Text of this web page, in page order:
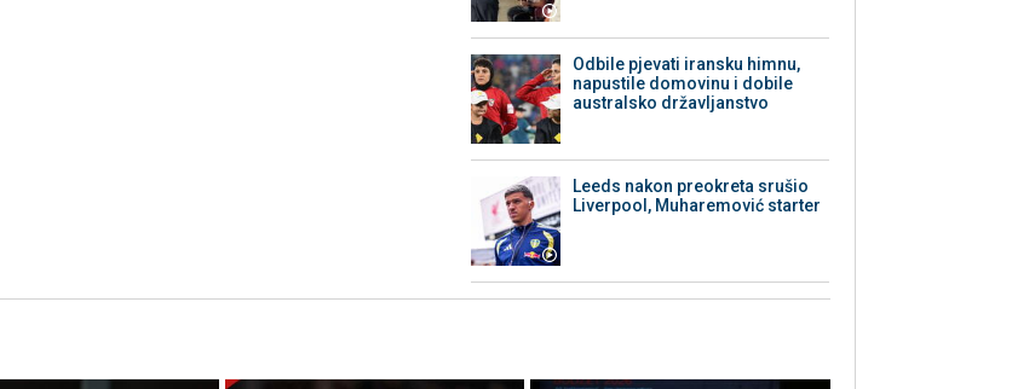
Odbile pjevati iransku himnu,
napustile domovinu i dobile
australsko državljanstvo
Leeds nakon preokreta srušio
Liverpool, Muharemović starter